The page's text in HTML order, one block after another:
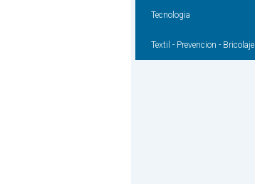
Tecnologia
Textil - Prevencion - Bricolaje